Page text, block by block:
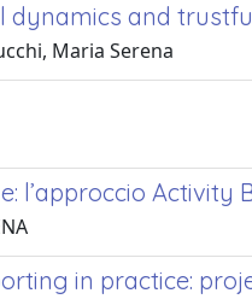
and
Maria Serena
l’approccio Activity
in practice: